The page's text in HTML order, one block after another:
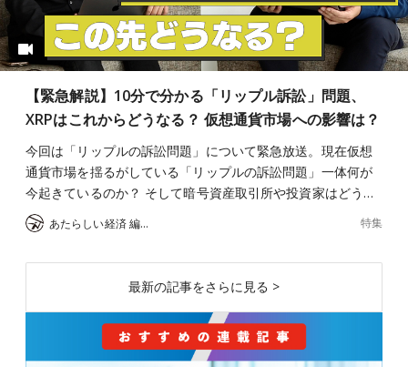
【緊急解説】10分で分かる「リップル訴訟」問題、
XRPはこれからどうなる？ 仮想通貨市場への影響は？
今回は「リップルの訴訟問題」について緊急放送。現在仮想
通貨市場を揺るがしている「リップルの訴訟問題」一体何が
今起きているのか？ そして暗号資産取引所や投資家はどう…
あたらしい経済 編集部 特集
最新の記事をさらに見る >